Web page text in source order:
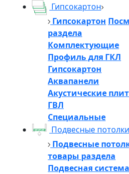
Гипсокартон
Гипсокартон
раздела
Комплектующие
Профиль для ГКЛ
Гипсокартон
Аквапанели
Акустические
ГВЛ
Специальные
Подвесные потолки
Подвесные
товары раздела
Подвесная система